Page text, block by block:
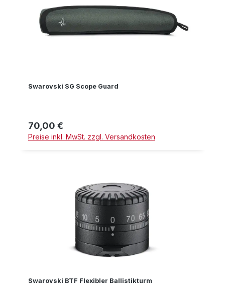
Swarovski SG Scope Guard
Regulärer Preis:
70,00 €
Preise inkl. MwSt. zzgl. Versandkosten
Swarovski BTF Flexibler Ballistikturm